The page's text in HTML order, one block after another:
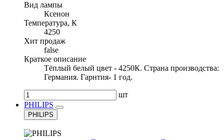
Вид лампы
Ксенон
Температура, К
4250
Хит продаж
false
Краткое описание
Тёплый белый цвет - 4250К. Страна производства:
Германия. Гарнтия- 1 год.
шт
PHILIPS
PHILIPS